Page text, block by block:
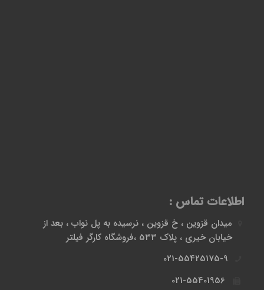
اطلاعات تماس :
میدان قزوین ، خ قزوین ، نرسیده به پل نواب ، بعد از
خیابان خیری ، پلاک 533 ،فروشگاه کارگر فیلتر
021-55425175-9
021-55401956